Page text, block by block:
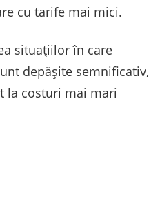
cu tarife mai mici.
situațiilor în care
depășite semnificativ,
la costuri mai mari